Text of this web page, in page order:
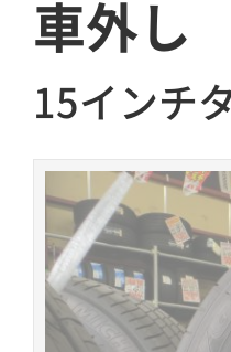
車外し
15インチ